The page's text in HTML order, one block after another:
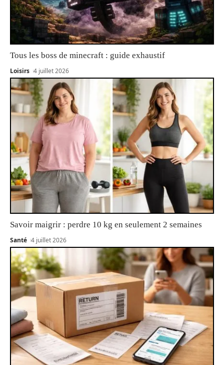
Tous les boss de minecraft : guide exhaustif
Loisirs 4 juillet 2026
Savoir maigrir : perdre 10 kg en seulement 2 semaines
Santé 4 juillet 2026